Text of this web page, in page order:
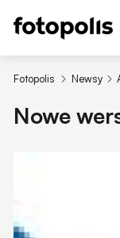
Fotopolis Newsy
Nowe